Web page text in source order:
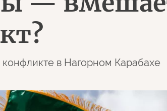
в Нагорном Карабахе